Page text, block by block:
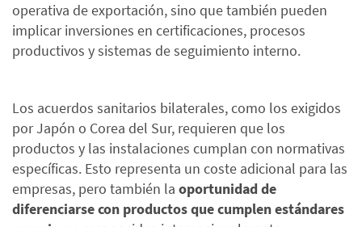
operativa de exportación, sino que también pueden
implicar inversiones en certificaciones, procesos
productivos y sistemas de seguimiento interno.
Los acuerdos sanitarios bilaterales, como los exigidos
por Japón o Corea del Sur, requieren que los
productos y las instalaciones cumplan con normativas
específicas. Esto representa un coste adicional para las
empresas, pero también la oportunidad de
diferenciarse con productos que cumplen estándares